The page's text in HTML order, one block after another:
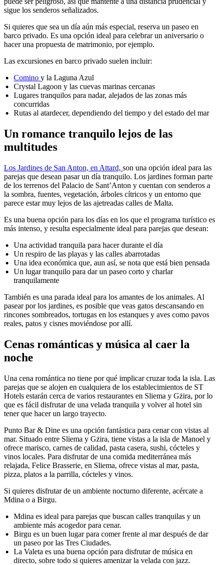
sigue los senderos señalizados.
Si quieres que sea un día aún más especial, reserva un paseo en
barco privado. Es una opción ideal para celebrar un aniversario o
hacer una propuesta de matrimonio, por ejemplo.
Las excursiones en barco privado suelen incluir:
Comino y la Laguna Azul
Crystal Lagoon y las cuevas marinas cercanas
Lugares tranquilos para nadar, alejados de las zonas más
concurridas
Rutas al atardecer, dependiendo del tiempo y del estado del mar
Un romance tranquilo lejos de las
multitudes
Los Jardines de San Anton, en Attard, son una opción ideal para las
parejas que desean pasar un día tranquilo. Los jardines forman parte
de los terrenos del Palacio de Sant’Anton y cuentan con senderos a
la sombra, fuentes, vegetación, árboles cítricos y un entorno que
parece estar muy lejos de las ajetreadas calles de Malta.
Es una buena opción para los días en los que el programa turístico es
más intenso, y resulta especialmente ideal para parejas que desean:
Una actividad tranquila para hacer durante el día
Un respiro de las playas y las calles abarrotadas
Una idea económica que, aun así, se nota que está bien pensada
Un lugar tranquilo para dar un paseo corto y charlar
tranquilamente
También es una parada ideal para los amantes de los animales. Al
pasear por los jardines, es posible que veas gatos descansando en
rincones sombreados, tortugas en los estanques y aves como pavos
reales, patos y cisnes moviéndose por allí.
Cenas románticas y música al caer la
noche
Una cena romántica no tiene por qué implicar cruzar toda la isla. Las
parejas que se alojen en cualquiera de los establecimientos de ST
Hotels estarán cerca de varios restaurantes en Sliema y Gżira, por lo
que es fácil disfrutar de una velada tranquila y volver al hotel sin
tener que hacer un largo trayecto.
Punto Bar & Dine es una opción fantástica para cenar con vistas al
mar. Situado entre Sliema y Gżira, tiene vistas a la isla de Manoel y
ofrece marisco, carnes de calidad, pasta casera, sushi, cócteles y
vinos locales. Para disfrutar de una comida mediterránea más
relajada, Felice Brasserie, en Sliema, ofrece vistas al mar, pasta,
pizza, platos a la parrilla, cócteles y vinos.
Si quieres disfrutar de un ambiente nocturno diferente, acércate a
Mdina o a Birgu.
Mdina es ideal para parejas que buscan calles tranquilas y un
ambiente más acogedor para cenar.
Birgu es un buen lugar para comer frente al mar después de dar
un paseo por las Tres Ciudades.
La Valeta es una buena opción para disfrutar de música en
directo, sobre todo si quieres amenizar la velada con jazz.